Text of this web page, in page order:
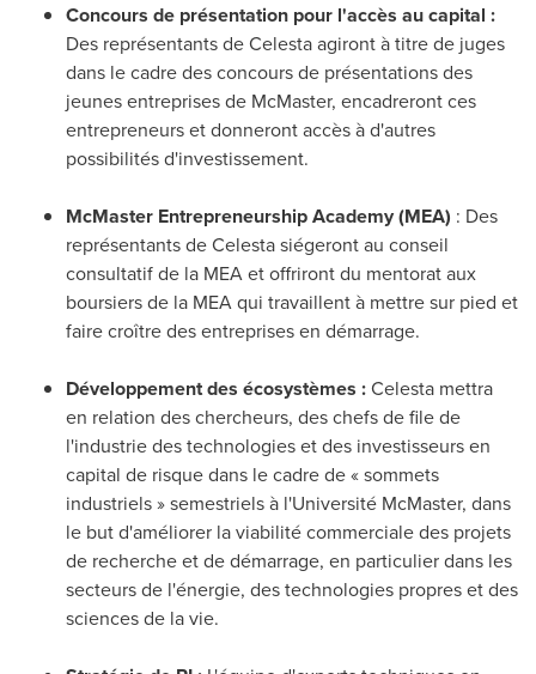
Concours de présentation pour l'accès au capital :
Des représentants de Celesta agiront à titre de juges
dans le cadre des concours de présentations des
jeunes entreprises de McMaster, encadreront ces
entrepreneurs et donneront accès à d'autres
possibilités d'investissement.
McMaster Entrepreneurship Academy (MEA) : Des
représentants de Celesta siégeront au conseil
consultatif de la MEA et offriront du mentorat aux
boursiers de la MEA qui travaillent à mettre sur pied et
faire croître des entreprises en démarrage.
Développement des écosystèmes :Celesta mettra
en relation des chercheurs, des chefs de file de
l'industrie des technologies et des investisseurs en
capital de risque dans le cadre de « sommets
industriels » semestriels à l'Université McMaster, dans
le but d'améliorer la viabilité commerciale des projets
de recherche et de démarrage, en particulier dans les
secteurs de l'énergie, des technologies propres et des
sciences de la vie.